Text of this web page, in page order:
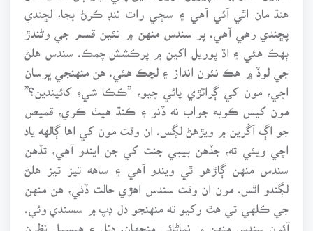
هنڌ مان اٿي آئي آهي ۽ سڄي رات ننڊ ڪرڻ بجا، لڇندي
پڇندي رهي آهي. پر سندس منهن ۾ نئين قسم جي وڻندڙ
ٻهڪ هئي ۽ اڌ پوريل اکين ۾ پرڪشش چمڪ. سندس هلڻ
جي لوڏ ۾ هڪ نئون انداز ۽ لچڪ هئي. هن منهنجي ڀرسان
اچي، مون کي ڳراٽڙي پائي چيو، ”ڪڪا شيءِ کائيندين؟”
مون کيس ڪوبه جواب نه ڏنو ۽ ڪنڌ هيٺ ڪري، قميص
جو اڳ آڱرين ۾ ويڙهڻ لڳس. ان وقت مون کي اها ڳالهه ياد
اچي ويئي ته، جڏهن بيبي جنت کي جن ايندو آهي، تڏهن
سندس منهن ڳاڙهو ٿي ويندو آهي ۽ ساهه تيز تيز هلڻ
لڳندو اٿس. مون ان وقت سندس اهڙي حالت ڏٺي، هن منهن
جي ڪلهي تي هٿ رکيو ته منهنجو دل ڊپ ۾ سسندي وئي.
آئون سندس منهن ۾ نماڻائي منجهان، ڊنل ۽ هيسيل نظرن